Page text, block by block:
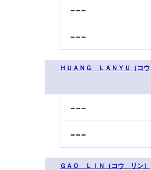
---
---
ＨＵＡＮＧ ＬＡＮＹＵ（コ
---
---
ＧＡＯ ＬＩＮ（コウ リン）